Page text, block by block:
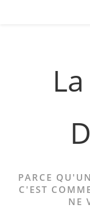
PARCE
C'EST
NE